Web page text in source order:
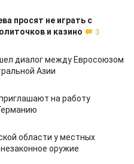
просят не играть с
и казино
3
диалог между Евросоюзом
Азии
на работу
области у местных
оружие